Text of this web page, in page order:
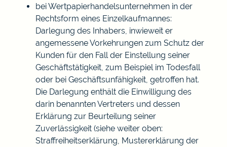
bei Wertpapierhandelsunternehmen in der
Rechtsform eines Einzelkaufmannes:
Darlegung des Inhabers, inwieweit er
angemessene Vorkehrungen zum Schutz der
Kunden für den Fall der Einstellung seiner
Geschäftstätigkeit, zum Beispiel im Todesfall
oder bei Geschäftsunfähigkeit, getroffen hat.
Die Darlegung enthält die Einwilligung des
darin benannten Vertreters und dessen
Erklärung zur Beurteilung seiner
Zuverlässigkeit (siehe weiter oben:
Straffreiheitserklärung, Mustererklärung der